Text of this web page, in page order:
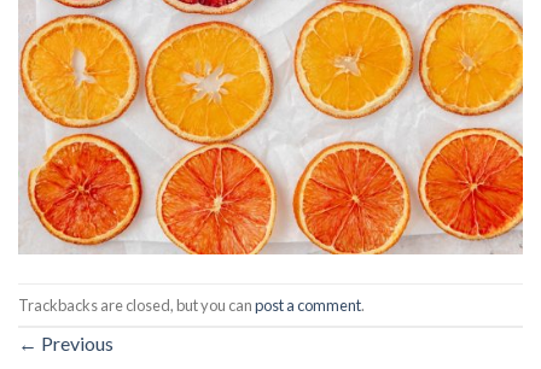
Trackbacks are closed, but you canpost a comment.
← Previous